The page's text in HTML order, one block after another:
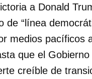
a Donald
de “línea
medios pacíficos
que el
creíble de